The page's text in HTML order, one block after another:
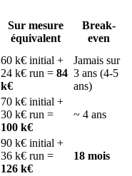
Sur mesure
équivalent
Break-
even
60 k€ initial +
24 k€ run = 84
k€
Jamais sur
3 ans (4-5
ans)
70 k€ initial +
30 k€ run =
100 k€
~ 4 ans
90 k€ initial +
36 k€ run =
126 k€
18 mois